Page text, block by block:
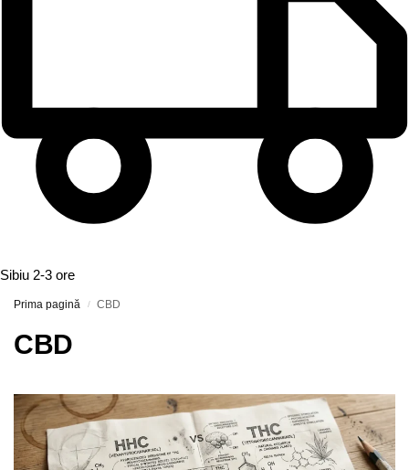
Sibiu 2-3 ore
Prima pagină / CBD
CBD